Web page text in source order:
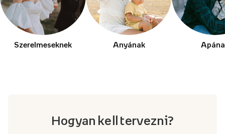
Szerelmeseknek Anyának
Hogyan kell tervezni?